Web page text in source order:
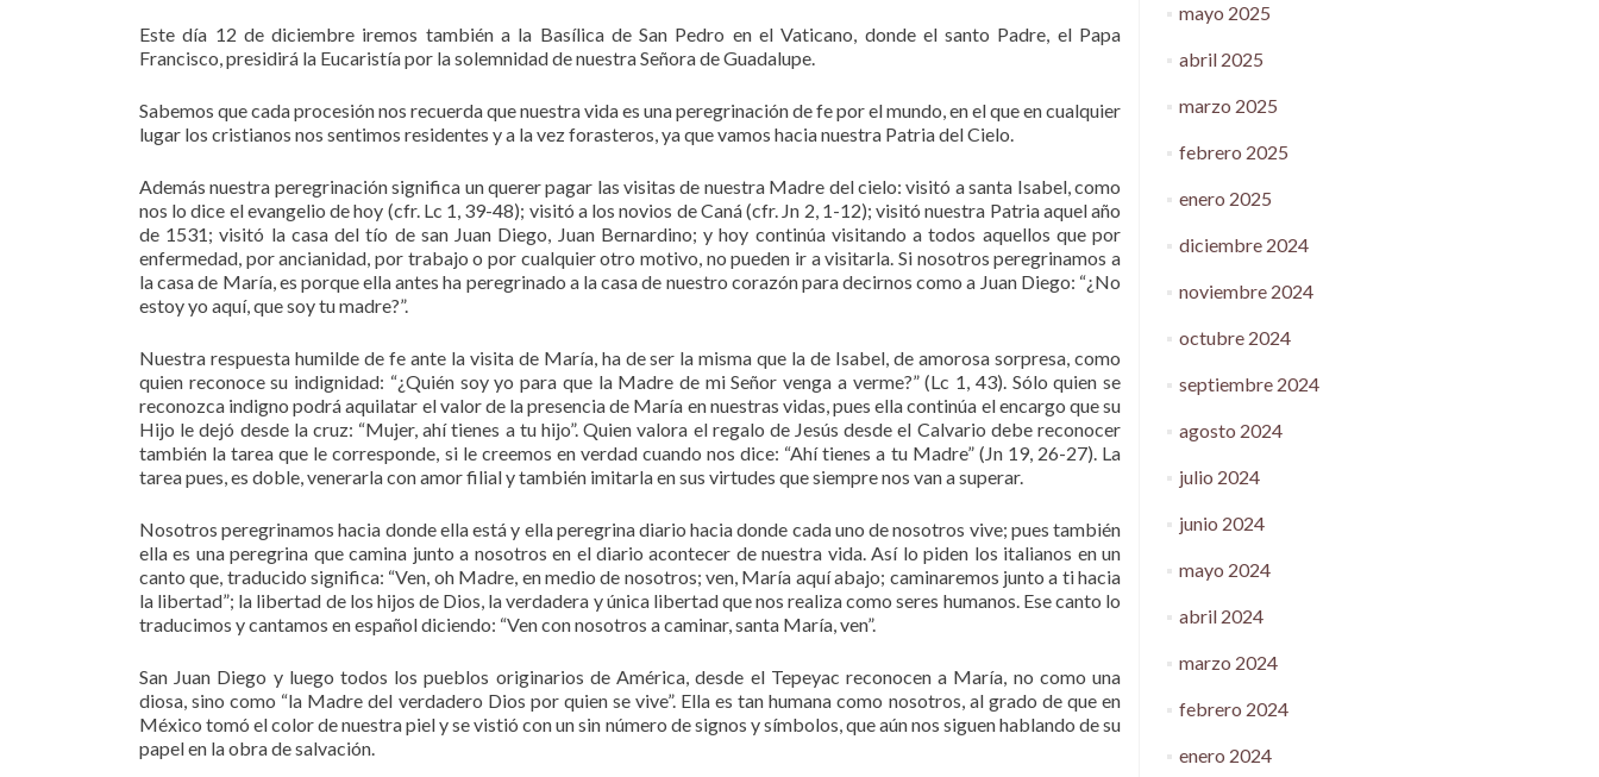
Este día 12 de diciembre iremos también a la Basílica de San Pedro en el Vaticano, donde el santo Padre, el Papa
Francisco, presidirá la Eucaristía por la solemnidad de nuestra Señora de Guadalupe.
Sabemos que cada procesión nos recuerda que nuestra vida es una peregrinación de fe por el mundo, en el que en cualquier
lugar los cristianos nos sentimos residentes y a la vez forasteros, ya que vamos hacia nuestra Patria del Cielo.
Además nuestra peregrinación significa un querer pagar las visitas de nuestra Madre del cielo: visitó a santa Isabel, como
nos lo dice el evangelio de hoy (cfr. Lc 1, 39-48); visitó a los novios de Caná (cfr. Jn 2, 1-12); visitó nuestra Patria aquel año
de 1531; visitó la casa del tío de san Juan Diego, Juan Bernardino; y hoy continúa visitando a todos aquellos que por
enfermedad, por ancianidad, por trabajo o por cualquier otro motivo, no pueden ir a visitarla. Si nosotros peregrinamos a
la casa de María, es porque ella antes ha peregrinado a la casa de nuestro corazón para decirnos como a Juan Diego: “¿No
estoy yo aquí, que soy tu madre?”.
Nuestra respuesta humilde de fe ante la visita de María, ha de ser la misma que la de Isabel, de amorosa sorpresa, como
quien reconoce su indignidad: “¿Quién soy yo para que la Madre de mi Señor venga a verme?” (Lc 1, 43). Sólo quien se
reconozca indigno podrá aquilatar el valor de la presencia de María en nuestras vidas, pues ella continúa el encargo que su
Hijo le dejó desde la cruz: “Mujer, ahí tienes a tu hijo”. Quien valora el regalo de Jesús desde el Calvario debe reconocer
también la tarea que le corresponde, si le creemos en verdad cuando nos dice: “Ahí tienes a tu Madre” (Jn 19, 26-27). La
tarea pues, es doble, venerarla con amor filial y también imitarla en sus virtudes que siempre nos van a superar.
Nosotros peregrinamos hacia donde ella está y ella peregrina diario hacia donde cada uno de nosotros vive; pues también
ella es una peregrina que camina junto a nosotros en el diario acontecer de nuestra vida. Así lo piden los italianos en un
canto que, traducido significa: “Ven, oh Madre, en medio de nosotros; ven, María aquí abajo; caminaremos junto a ti hacia
la libertad”; la libertad de los hijos de Dios, la verdadera y única libertad que nos realiza como seres humanos. Ese canto lo
traducimos y cantamos en español diciendo: “Ven con nosotros a caminar, santa María, ven”.
San Juan Diego y luego todos los pueblos originarios de América, desde el Tepeyac reconocen a María, no como una
diosa, sino como “la Madre del verdadero Dios por quien se vive”. Ella es tan humana como nosotros, al grado de que en
México tomó el color de nuestra piel y se vistió con un sin número de signos y símbolos, que aún nos siguen hablando de su
papel en la obra de salvación.
mayo 2025
abril 2025
marzo 2025
febrero 2025
enero 2025
diciembre 2024
noviembre 2024
octubre 2024
septiembre 2024
agosto 2024
julio 2024
junio 2024
mayo 2024
abril 2024
marzo 2024
febrero 2024
enero 2024